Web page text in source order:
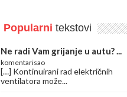
Popularni tekstovi
Ne radi Vam grijanje u autu? ...
komentarisao
[…] Kontinuirani rad električnih
ventilatora može...